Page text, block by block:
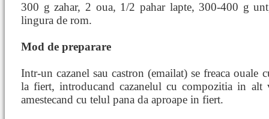
300 g zahar, 2 oua, 1/2 pahar lapte, 300-400 g
lingura de rom.
Mod de preparare
Intr-un cazanel sau castron (emailat) se freaca ouale
la fiert, introducand cazanelul cu compozitia in alt
amestecand cu telul pana da aproape in fiert.